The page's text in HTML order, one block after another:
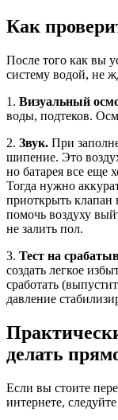
Как
После того как вы
систему водой, не
1. Визуальный
воды, подтеков.
2. Звук. При
шипение. Это
но батарея все еще
Тогда нужно
приоткрыть
помочь воздуху
не залить пол.
3. Тест на
создать легкое
сработать
давление
делать
Если вы стоите
интернете,